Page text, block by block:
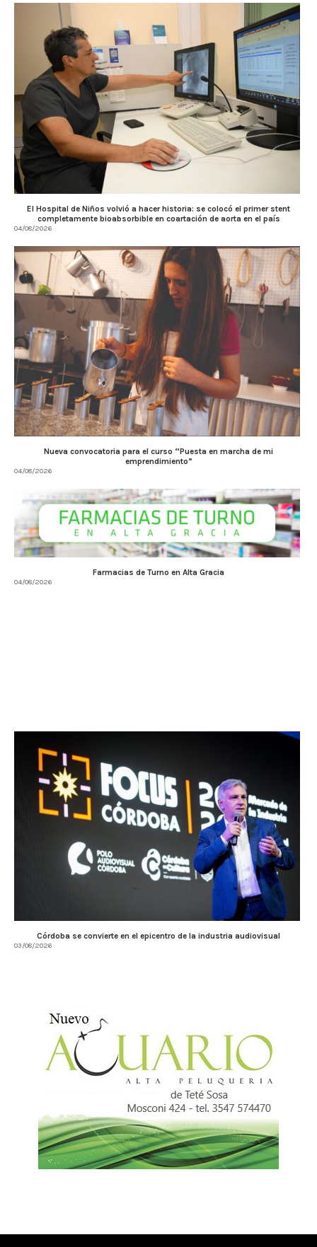
El Hospital de Niños volvió a hacer historia: se colocó el primer stent
completamente bioabsorbible en coartación de aorta en el país
04/08/2026
Nueva convocatoria para el curso “Puesta en marcha de mi
emprendimiento”
04/08/2026
Farmacias de Turno en Alta Gracia
04/08/2026
Córdoba se convierte en el epicentro de la industria audiovisual
03/08/2026